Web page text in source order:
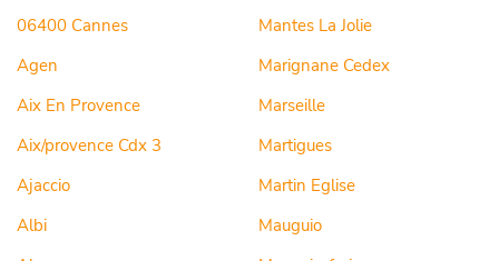
06400 Cannes
Agen
Aix En Provence
Aix/provence Cdx 3
Ajaccio
Albi
Mantes La Jolie
Marignane Cedex
Marseille
Martigues
Martin Eglise
Mauguio